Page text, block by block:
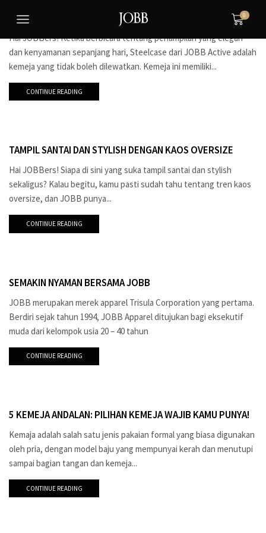
0
AKTIVITAS SEHARI-HARI
Hai JOBBers! Ketika berbicara tentang penampilan yang elegan
dan kenyamanan sepanjang hari, Steelcase dari JOBB Active adalah
kemeja yang tidak boleh dilewatkan. Kemeja ini memiliki...
CONTINUE READING
TAMPIL SANTAI DAN STYLISH DENGAN KAOS OVERSIZE
Hai JOBBers! Siapa di sini yang suka tampil santai dan stylish
sekaligus? Kalau begitu, kamu pasti sudah tahu tentang tren kaos
oversize, dan JOBB punya...
CONTINUE READING
SEMAKIN NYAMAN BERSAMA JOBB
JOBB merupakan merek apparel Trisula Corporation yang pertama.
Berdiri sejak tahun 1994, JOBB Apparel ditujukan bagi eksekutif
muda dari kelompok usia 20 – 40 tahun
CONTINUE READING
5 KEMEJA ANDALAN: PILIHAN KEMEJA WAJIB KAMU PUNYA!
Kemaja adalah salah satu jenis pakaian formal yang biasa digunakan
oleh pria, dengan model baju yang mempunyai kerah dan menutupi
sampai bagian tangan dan kemeja...
CONTINUE READING